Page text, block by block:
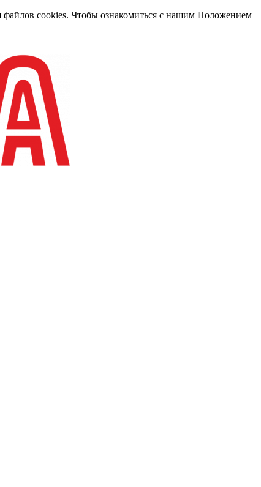
файлов cookies. Чтобы ознакомиться с нашим Положением